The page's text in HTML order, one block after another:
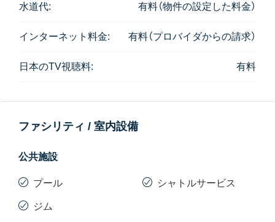
水道代: 有料（物件の設定した料金）
インターネット料金: 有料（プロバイダからの請求）
日本のTV視聴料: 有料
ファシリティ / 室内設備
公共施設
プール
ジム
シャトルサービス